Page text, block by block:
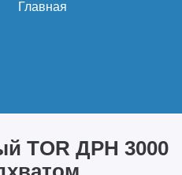
Главная
TOR ДРН 3000